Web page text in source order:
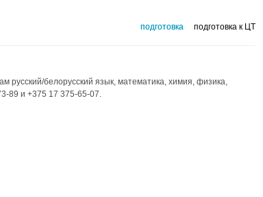
подготовка подготовка к ЦТ
русский/белорусский язык, математика, химия, физика,
89 и +375 17 375-65-07.